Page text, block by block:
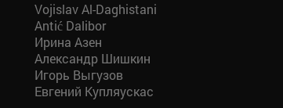
Vojislav Al-Daghistani
Antić Dalibor
Ирина Азен
Александр Шишкин
Игорь Выгузов
Евгений Купляускас